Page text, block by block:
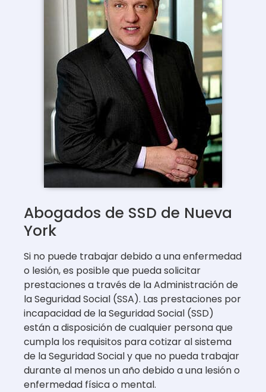
Abogados de SSD de Nueva
York
Si no puede trabajar debido a una enfermedad
o lesión, es posible que pueda solicitar
prestaciones a través de la Administración de
la Seguridad Social (SSA). Las prestaciones por
incapacidad de la Seguridad Social (SSD)
están a disposición de cualquier persona que
cumpla los requisitos para cotizar al sistema
de la Seguridad Social y que no pueda trabajar
durante al menos un año debido a una lesión o
enfermedad física o mental.